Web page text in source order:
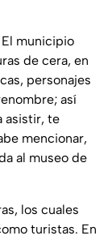
El municipio
de cera, en
personajes
así
asistir, te
mencionar,
al museo de
los cuales
turistas. En